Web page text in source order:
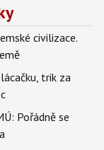
civilizace.
trik za
Pořádně se